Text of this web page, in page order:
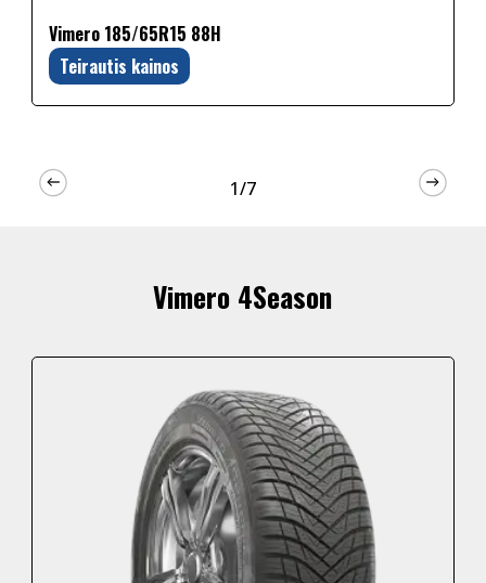
Vimero 185/65R15 88H
Teirautis kainos
1/7
Vimero 4Season